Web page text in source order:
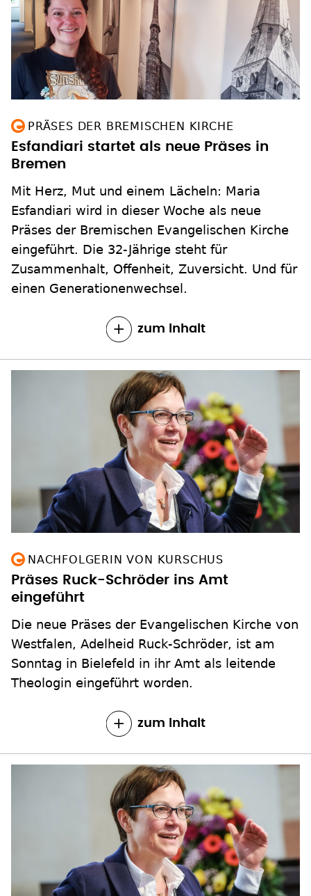
PRÄSES DER BREMISCHEN KIRCHE
Bremen
Mit Herz, Mut und einem Lächeln: Maria
Präses der Bremischen Evangelischen Kirche
eingeführt. Die 32-Jährige steht für
Zusammenhalt, Offenheit, Zuversicht. Und für
einen Generationenwechsel.
zum Inhalt
NACHFOLGERIN VON KURSCHUS
eingeführt
Die neue Präses der Evangelischen Kirche von
Sonntag in Bielefeld in ihr Amt als leitende
Theologin eingeführt worden.
zum Inhalt